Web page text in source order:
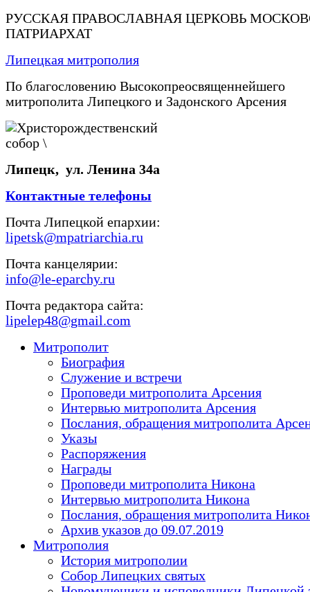
РУССКАЯ ПРАВОСЛАВНАЯ ЦЕРКОВЬ
ПАТРИАРХАТ
Липецкая митрополия
По благословению Высокопреосвященнейшего
митрополита Липецкого и Задонского Арсения
Липецк, ул. Ленина 34а
Контактные телефоны
Почта Липецкой епархии:
lipetsk@mpatriarchia.ru
Почта канцелярии:
info@le-eparchy.ru
Почта редактора сайта:
lipelep48@gmail.com
Митрополит
Биография
Служение и встречи
Проповеди митрополита Арсения
Интервью митрополита Арсения
Послания, обращения митрополита
Указы
Распоряжения
Награды
Проповеди митрополита Никона
Интервью митрополита Никона
Послания, обращения митрополита
Архив указов до 09.07.2019
Митрополия
История митрополии
Собор Липецких святых